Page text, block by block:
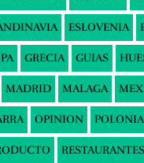
ESLOVENIA
GRECIA GUIAS
MADRID MALAGA
OPINION POLONIA
RESTAURANTES